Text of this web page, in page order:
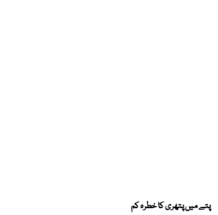
پتے میں پتھری کا خطرہ کم